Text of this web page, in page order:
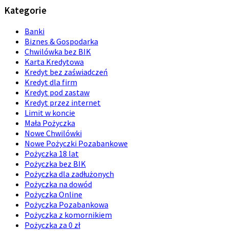
Kategorie
Banki
Biznes & Gospodarka
Chwilówka bez BIK
Karta Kredytowa
Kredyt bez zaświadczeń
Kredyt dla firm
Kredyt pod zastaw
Kredyt przez internet
Limit w koncie
Mała Pożyczka
Nowe Chwilówki
Nowe Pożyczki Pozabankowe
Pożyczka 18 lat
Pożyczka bez BIK
Pożyczka dla zadłużonych
Pożyczka na dowód
Pożyczka Online
Pożyczka Pozabankowa
Pożyczka z komornikiem
Pożyczka za 0 zł